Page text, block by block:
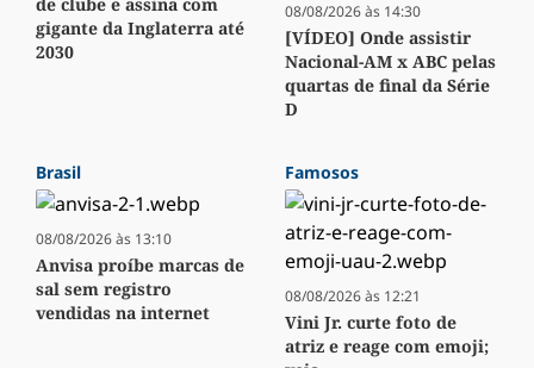
gigante da Inglaterra até
2030
08/08/2026 às 14:30
[VÍDEO] Onde assistir
Nacional-AM x ABC pelas
quartas de final da Série
D
Brasil
08/08/2026 às 13:10
Anvisa proíbe marcas de
sal sem registro
vendidas na internet
Famosos
08/08/2026 às 12:21
Vini Jr. curte foto de
atriz e reage com emoji;